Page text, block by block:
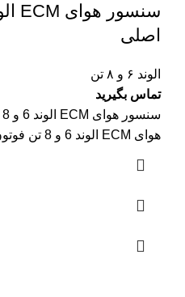
اصلی
الوند ۶ و ۸ تن
تماس بگیرید
هوای ECM الوند 6 و 8 تن فوتون اصلی